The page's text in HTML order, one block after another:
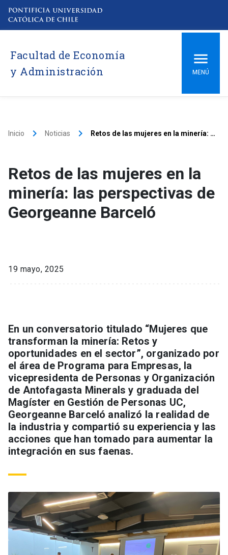
Facultad de Economía
y Administración
MENÚ
Inicio keyboard_arrow_right Noticias keyboard_arrow_right Retos de las mujeres en la minería: las perspectivas de Georgeanne Barceló
Retos de las mujeres en la
minería: las perspectivas de
Georgeanne Barceló
19 mayo, 2025
En un conversatorio titulado “Mujeres que
transforman la minería: Retos y
oportunidades en el sector”, organizado por
el área de Programa para Empresas, la
vicepresidenta de Personas y Organización
de Antofagasta Minerals y graduada del
Magíster en Gestión de Personas UC,
Georgeanne Barceló analizó la realidad de
la industria y compartió su experiencia y las
acciones que han tomado para aumentar la
integración en sus faenas.